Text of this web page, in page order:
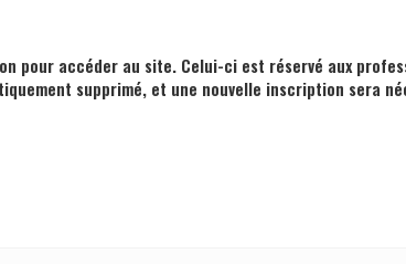
pour accéder au site. Celui-ci est réservé aux
supprimé, et une nouvelle inscription sera